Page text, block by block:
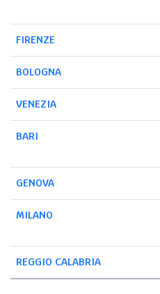
FIRENZE
BOLOGNA
VENEZIA
BARI
GENOVA
MILANO
REGGIO CALABRIA